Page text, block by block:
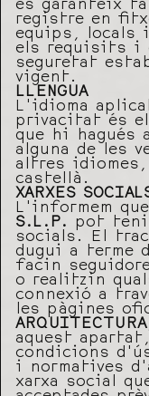
es garanteix
registre en
equips, locals
els requisits i
seguretat
vigent.
LLENGUA
L’idioma
privacitat és
que hi hagués
alguna de les
altres idiomes,
castellà.
XARXES
L’informem que
S.L.P.
pot
socials. El
dugui a terme
facin
o realitzin
connexió a
les pàgines
aquest
condicions
i normatives
xarxa social